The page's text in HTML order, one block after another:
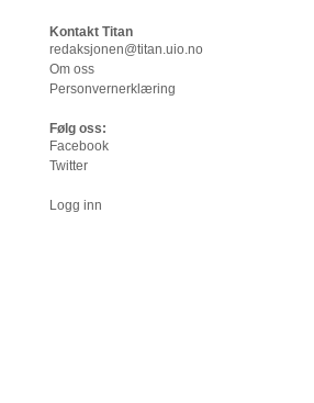
Kontakt Titan
redaksjonen@titan.uio.no
Om oss
Personvernerklæring
Følg oss:
Facebook
Twitter
Logg inn